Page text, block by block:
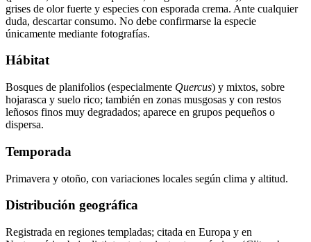
grises de olor fuerte y especies con esporada crema. Ante cualquier
duda, descartar consumo. No debe confirmarse la especie
únicamente mediante fotografías.
Hábitat
Bosques de planifolios (especialmente Quercus) y mixtos, sobre
hojarasca y suelo rico; también en zonas musgosas y con restos
leñosos finos muy degradados; aparece en grupos pequeños o
dispersa.
Temporada
Primavera y otoño, con variaciones locales según clima y altitud.
Distribución geográfica
Registrada en regiones templadas; citada en Europa y en